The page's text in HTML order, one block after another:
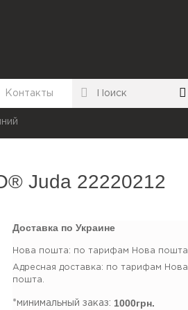
Контакты
Juda 22220212
Доставка по Украине
Нова пошта: по тарифам Нова пошта.
Адресная доставка: по тарифам Нова
пошта.
*минимальный заказ: 1000грн.